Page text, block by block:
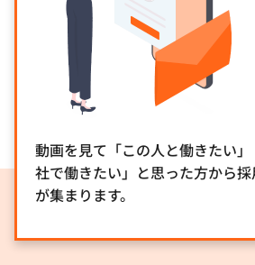
動画を見て「この人と働きたい
社で働きたい」と思った方から
が集まります。